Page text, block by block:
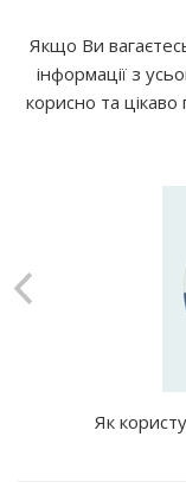
Якщо Ви
інформації з
корисно та цікаво
Як